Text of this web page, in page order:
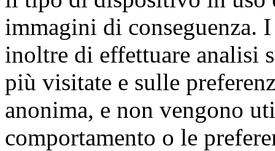
immagini di conseguenza.
inoltre di effettuare analisi
più visitate e sulle
anonima, e non vengono
comportamento o le